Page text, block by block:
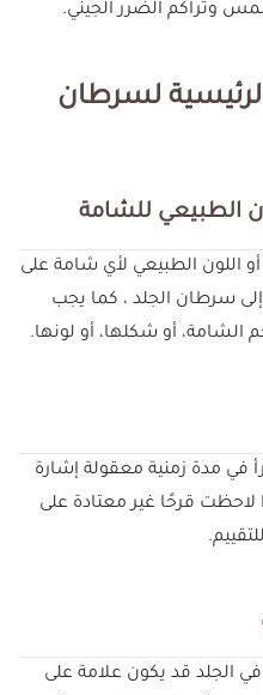
وتراكم الضرر الجيني.
لسرطان
الطبيعي للشامة
اللون الطبيعي لأي شامة على
سرطان الجلد ، كما يجب
الشامة، أو شكلها، أو لونها.
في مدة زمنية معقولة إشارة
لاحظت قرحًا غير معتادة على
في الجلد قد يكون علامة على